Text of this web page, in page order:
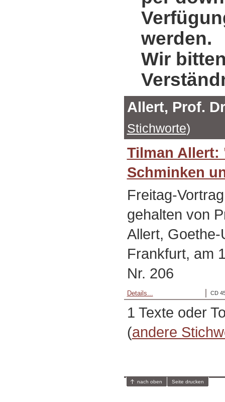
werden.
Wir
Allert, Prof.
Stichworte)
Tilman Allert:
Schminken
Freitag-
gehalten von
Allert,
Frankfurt, am
Nr. 206
CD
Details...
1 Texte oder
(andere
nach oben Seite drucken